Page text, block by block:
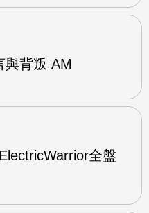
與背叛 AM
全盤